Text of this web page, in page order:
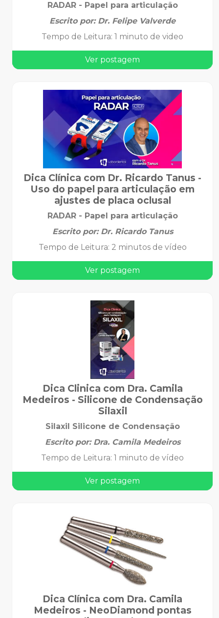
RADAR - Papel para articulação
Escrito por: Dr. Felipe Valverde
Tempo de Leitura: 1 minuto de video
Ver postagem
Dica Clínica com Dr. Ricardo Tanus -
Uso do papel para articulação em
ajustes de placa oclusal
RADAR - Papel para articulação
Escrito por: Dr. Ricardo Tanus
Tempo de Leitura: 2 minutos de vídeo
Ver postagem
Dica Clinica com Dra. Camila
Medeiros - Silicone de Condensação
Silaxil
Silaxil Silicone de Condensação
Escrito por: Dra. Camila Medeiros
Tempo de Leitura: 1 minuto de vídeo
Ver postagem
Dica Clínica com Dra. Camila
Medeiros - NeoDiamond pontas